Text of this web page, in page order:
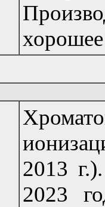
хорошее
2013
2023